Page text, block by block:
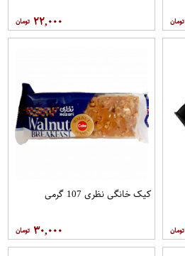
۲۲,۰۰۰
کیک خانگی نظری 107 گرمی
۳۰,۰۰۰